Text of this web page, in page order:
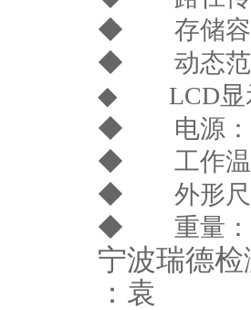
◆ 存储容
◆ 动态范
◆ LCD
◆ 电源：
◆ 工作温
◆ 外形尺
◆ 重量：
宁波瑞德
：袁